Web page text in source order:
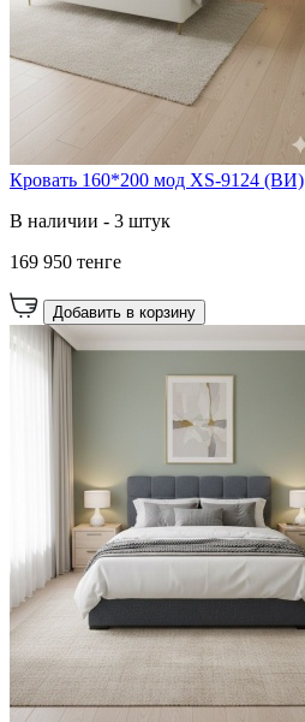
Кровать 160*200 мод XS-9124 (ВИ)
В наличии - 3 штук
169 950 тенге
Добавить в корзину